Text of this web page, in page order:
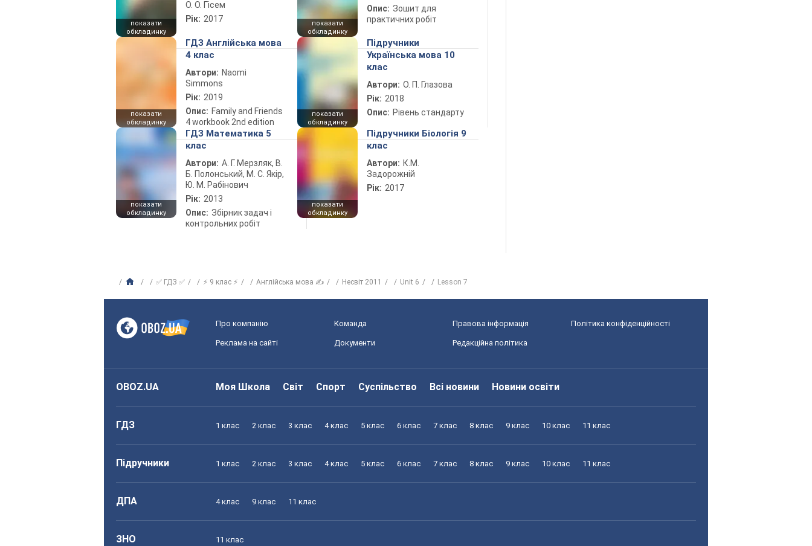
показати
обкладинку
О. О. Гісем
Рік: 2017
показати
обкладинку
Опис: Зошит для
практичних робіт
показати
обкладинку
ГДЗ Англійська мова
4 клас
Автори: Naomi
Simmons
Рік: 2019
Опис: Family and Friends
4 workbook 2nd edition
показати
обкладинку
Підручники
Українська мова 10
клас
Автори: О. П. Глазова
Рік: 2018
Опис: Рівень стандарту
показати
обкладинку
ГДЗ Математика 5
клас
Автори: А. Г. Мерзляк, В.
Б. Полонський, М. С. Якір,
Ю. М. Рабінович
Рік: 2013
Опис: Збірник задач і
контрольних робіт
показати
обкладинку
Підручники Біологія 9
клас
Автори: К.М.
Задорожній
Рік: 2017
✅ ГДЗ ✅ ⚡ 9 клас ⚡ Англійська мова ✍ Несвіт 2011 Unit 6 Lesson 7
Про компанію Команда Правова інформація Політика конфіденційності
Реклама на сайті Документи Редакційна політика
OBOZ.UA Моя Школа Світ Спорт Суспільство Всі новини Новини освіти
ГДЗ 1 клас 2 клас 3 клас 4 клас 5 клас 6 клас 7 клас 8 клас 9 клас 10 клас 11 клас
Підручники 1 клас 2 клас 3 клас 4 клас 5 клас 6 клас 7 клас 8 клас 9 клас 10 клас 11 клас
ДПА 4 клас 9 клас 11 клас
ЗНО 11 клас